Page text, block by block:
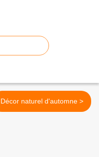
Décor naturel d'automne >